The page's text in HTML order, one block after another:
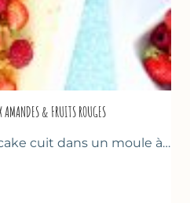
AMANDES & FRUITS ROUGES
cuit dans un moule à…